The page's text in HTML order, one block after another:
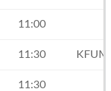
11:00
11:30
11:30